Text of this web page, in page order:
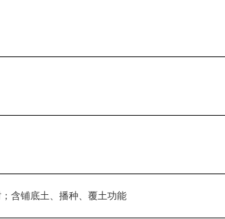
含铺底土、播种、覆土功能